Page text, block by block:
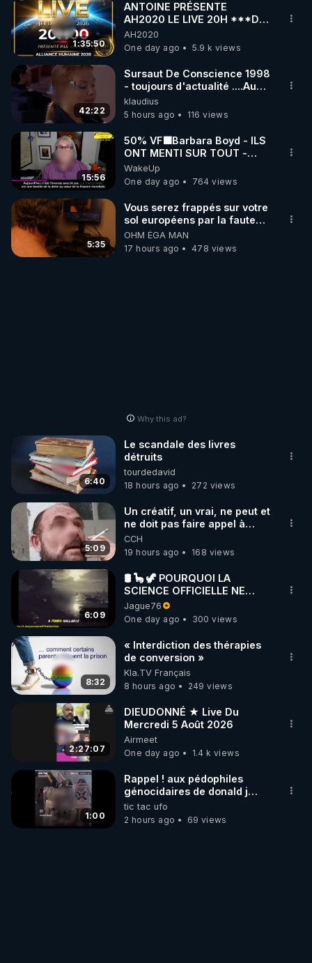
1:35:50
ANTOINE PRÉSENTE
AH2020 LE LIVE 20H ***DU
06/08/2026***
AH2020
One day ago
5.9 k views
42:22
Sursaut De Conscience 1998
- toujours d'actualité ....Au
Dela Du Réel
klaudius
5 hours ago
116 views
15:56
50% VF🟩Barbara Boyd - ILS
ONT MENTI SUR TOUT -
Jocelyne Traduction
WakeUp
One day ago
764 views
5:35
Vous serez frappés sur votre
sol européens par la faute
des dirigeants qui s'en
mettent dans le nez
OHM ÉGA MAN
17 hours ago
478 views
Why this ad?
6:40
Le scandale des livres
détruits
tourdedavid
18 hours ago
272 views
5:09
Un créatif, un vrai, ne peut et
ne doit pas faire appel à
l'intelligence artificielle
CCH
19 hours ago
168 views
6:09
🛢 🦕 🦖 POURQUOI LA
SCIENCE OFFICIELLE NE
CONNAÎT-ELLE PAS LA VRAIE
ORIGINE DU PÉTROLE ?
Jague76
One day ago
300 views
8:32
« Interdiction des thérapies
de conversion »
Kla.TV Français
8 hours ago
249 views
2:27:07
DIEUDONNÉ ★ Live Du
Mercredi 5 Août 2026
Airmeet
One day ago
1.4 k views
1:00
Rappel ! aux pédophiles
génocidaires de donald j
trump et ses supporters
trumpistes 424et 666.
tic tac ufo
2 hours ago
69 views